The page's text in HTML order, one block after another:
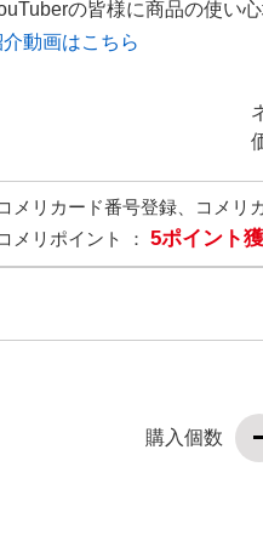
の皆様に商品の使い
動画はこちら
メリカード番号登録、コメリ
メリポイント ： 5ポイント
購入個数